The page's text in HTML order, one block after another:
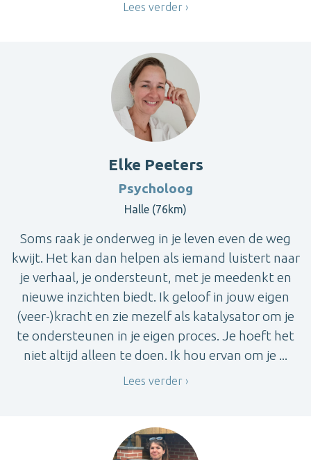
Lees verder
Elke Peeters
Psycholoog
Halle (76km)
Soms raak je onderweg in je leven even de weg
kwijt. Het kan dan helpen als iemand luistert naar
je verhaal, je ondersteunt, met je meedenkt en
nieuwe inzichten biedt. Ik geloof in jouw eigen
(veer-)kracht en zie mezelf als katalysator om je
te ondersteunen in je eigen proces. Je hoeft het
niet altijd alleen te doen. Ik hou ervan om je ...
Lees verder